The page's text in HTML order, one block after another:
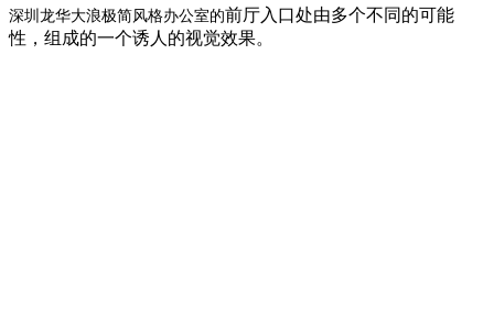
深圳龙华大浪极简风格办公室的前厅入口处由多个不同的可能
性，组成的一个诱人的视觉效果。